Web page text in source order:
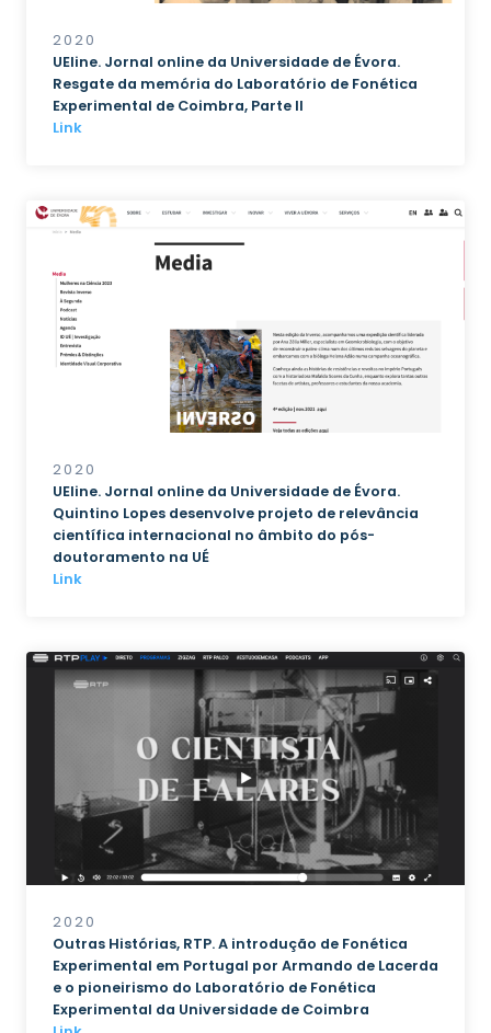
2020
UEline. Jornal online da Universidade de Évora.
Resgate da memória do Laboratório de Fonética
Experimental de Coimbra, Parte II
Link
2020
UEline. Jornal online da Universidade de Évora.
Quintino Lopes desenvolve projeto de relevância
científica internacional no âmbito do pós-
doutoramento na UÉ
Link
2020
Outras Histórias, RTP. A introdução de Fonética
Experimental em Portugal por Armando de Lacerda
e o pioneirismo do Laboratório de Fonética
Experimental da Universidade de Coimbra